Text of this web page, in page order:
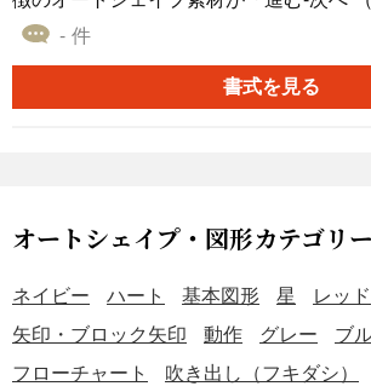
ド)」です。格子やひし形、波など、さま
どに、こちらの無料でダウンロードす
トシェイプ素材をご活用いただければと
- 件
書式を見る
オートシェイプ・図形カテゴリ
ネイビー ハート 基本図形 星
レッド
矢印・ブロック矢印
動作 グレー
ブ
フローチャート
吹き出し（フキダシ）